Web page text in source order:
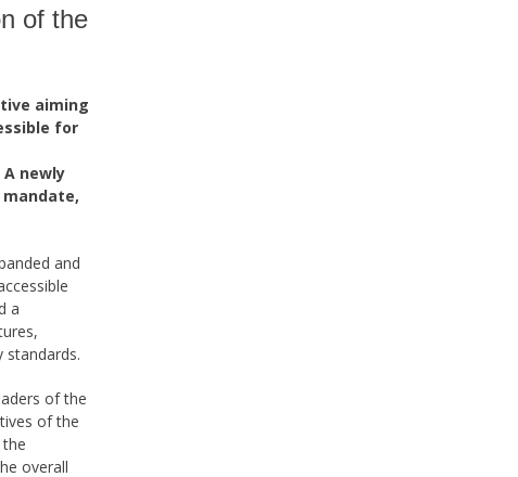
of the
aiming
for
newly
and
a
standards.
of the
of the
overall